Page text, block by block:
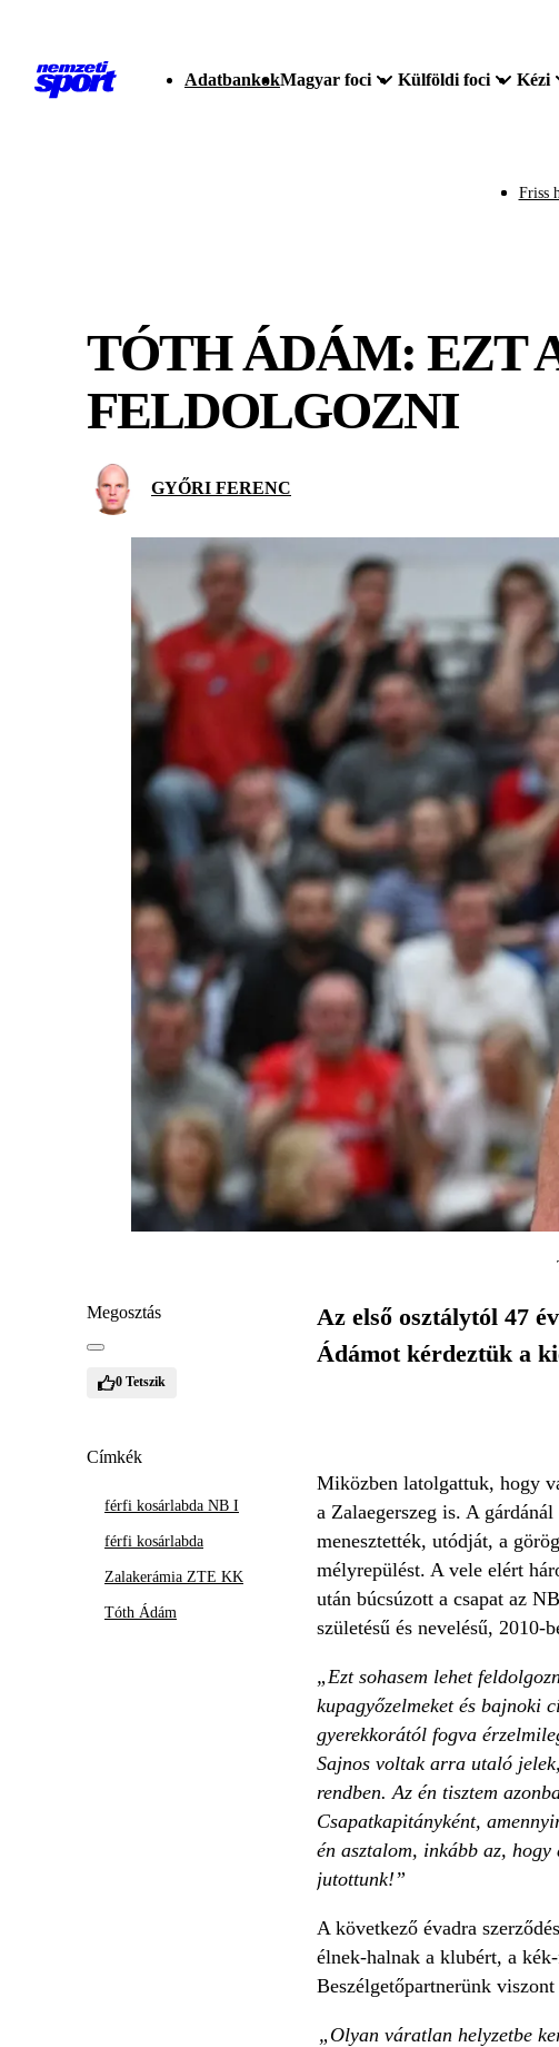
AdatbankokMagyar foci Külföldi foci Kézi
Friss
TÓTH ÁDÁM: EZT
FELDOLGOZNI
GYŐRI FERENC
Megosztás
0 Tetszik
Címkék
férfi kosárlabda NB I
férfi kosárlabda
Zalakerámia ZTE KK
Tóth Ádám
Az első osztálytól 47
Ádámot kérdeztük a
Miközben latolgattuk, hogy
a Zalaegerszeg is. A
menesztették, utódját, a
mélyrepülést. A vele elért
után búcsúzott a csapat az
születésű és nevelésű,
„Ezt sohasem lehet
kupagyőzelmeket és bajnoki
gyerekkorától fogva
Sajnos voltak arra utaló
rendben. Az én tisztem
Csapatkapitányként,
én asztalom, inkább az,
jutottunk!”
A következő évadra
élnek-halnak a klubért, a
Beszélgetőpartnerünk
„Olyan váratlan helyzetbe